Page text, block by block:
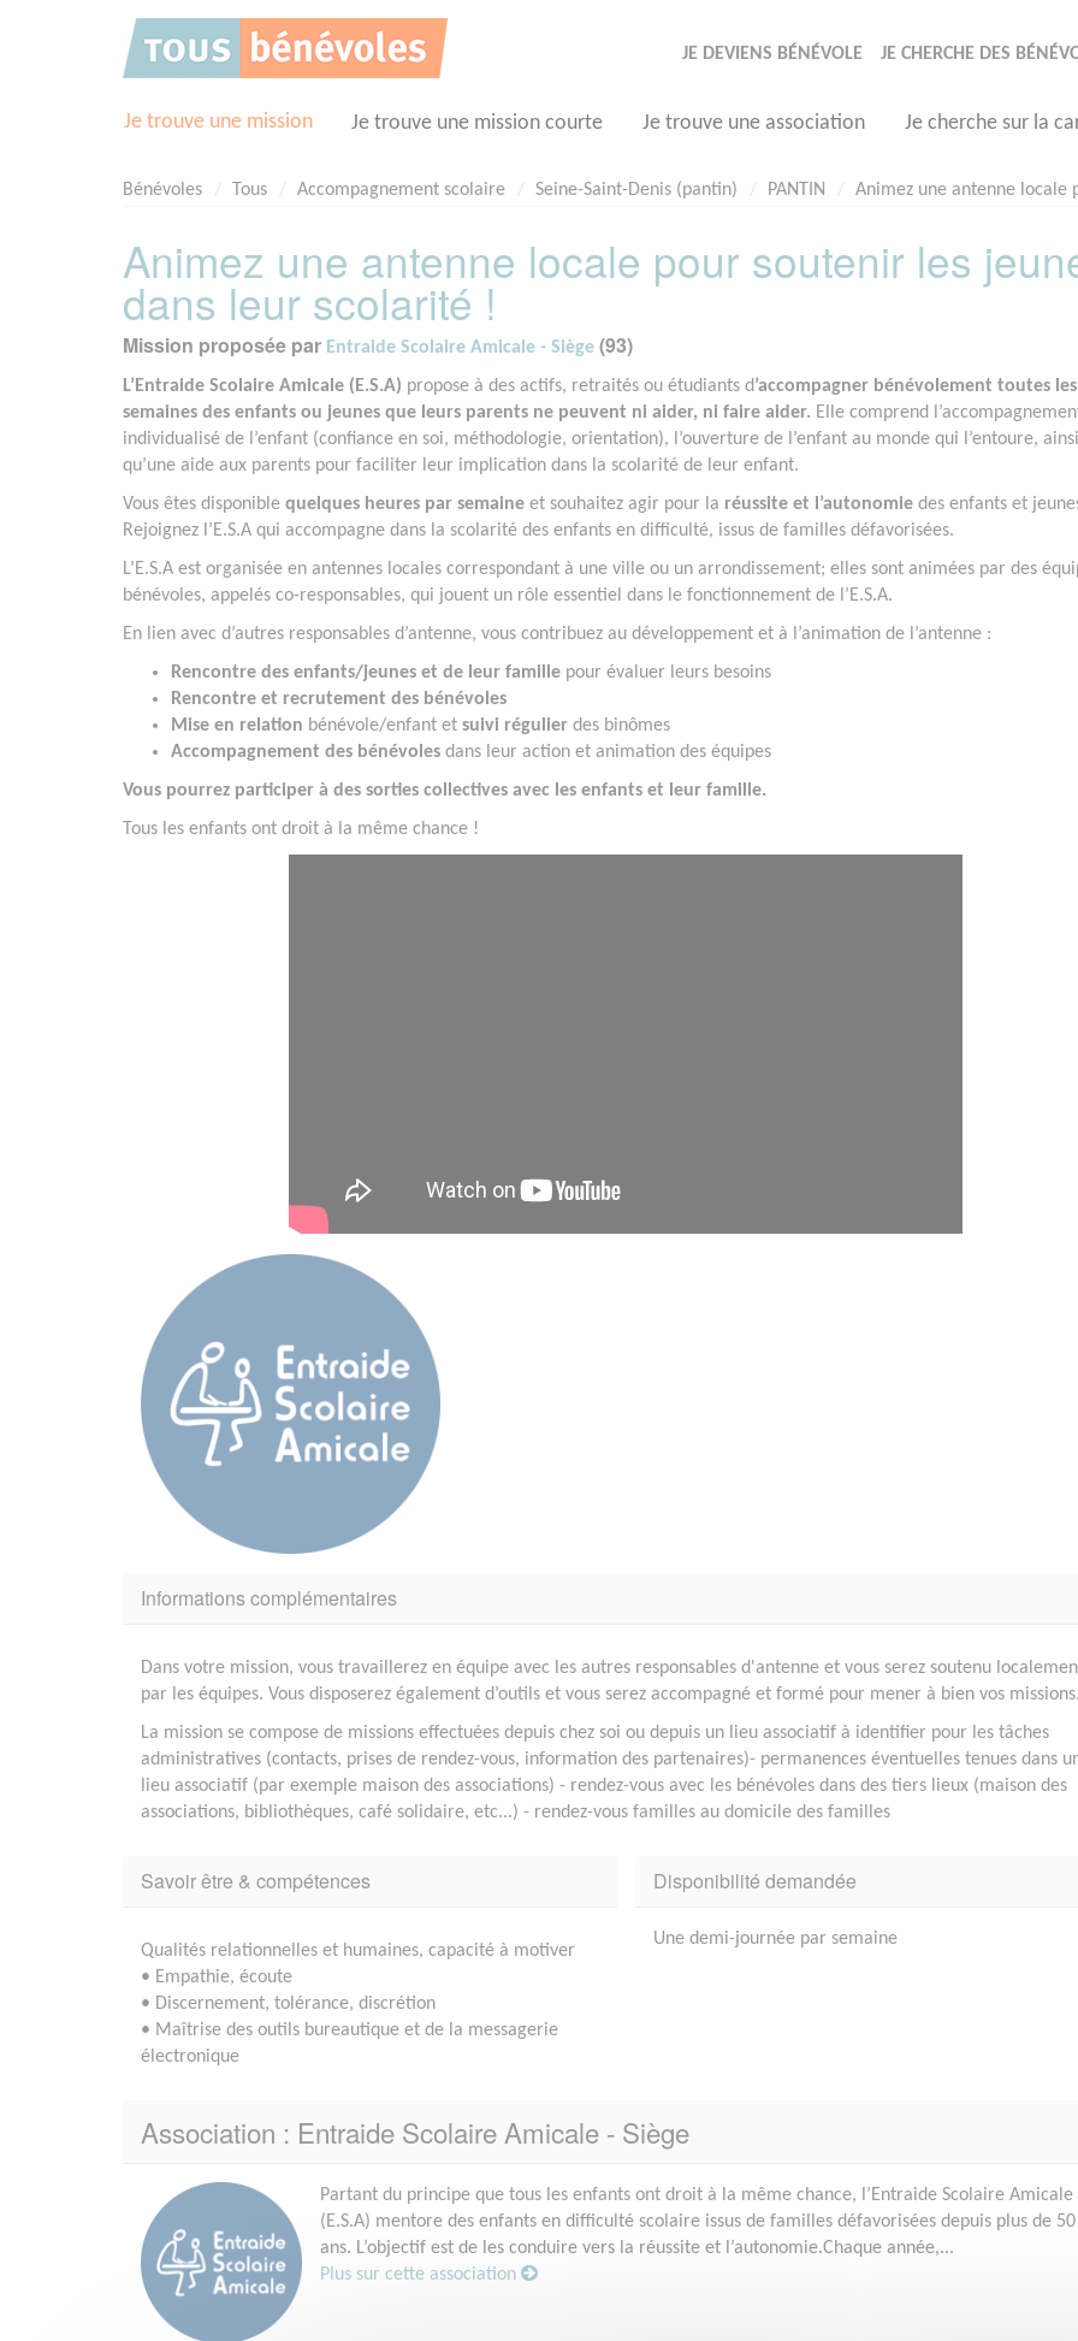
JE DEVIENS BÉNÉVOLE JE CHERCHE DES
Je trouve une mission Je trouve une mission courte Je trouve une association Je cherche sur la
Bénévoles Tous Accompagnement scolaire Seine-Saint-Denis (pantin) PANTIN Animez une antenne locale
Animez une antenne locale pour soutenir les
dans leur scolarité !
Mission proposée par Entraide Scolaire Amicale - Siège (93)
L’Entraide Scolaire Amicale (E.S.A) propose à des actifs, retraités ou étudiants d’accompagner bénévolement toutes les
semaines des enfants ou jeunes que leurs parents ne peuvent ni aider, ni faire aider. Elle comprend
individualisé de l’enfant (confiance en soi, méthodologie, orientation), l’ouverture de l’enfant au monde qui l’entoure, ainsi
qu’une aide aux parents pour faciliter leur implication dans la scolarité de leur enfant.
Vous êtes disponible quelques heures par semaine et souhaitez agir pour la réussite et l’autonomie des enfants et
Rejoignez l’E.S.A qui accompagne dans la scolarité des enfants en difficulté, issus de familles défavorisées.
L’E.S.A est organisée en antennes locales correspondant à une ville ou un arrondissement; elles sont animées par des
bénévoles, appelés co-responsables, qui jouent un rôle essentiel dans le fonctionnement de l’E.S.A.
En lien avec d’autres responsables d’antenne, vous contribuez au développement et à l’animation de l’antenne :
Rencontre des enfants/jeunes et de leur famille pour évaluer leurs besoins
Rencontre et recrutement des bénévoles
Mise en relation bénévole/enfant et suivi régulier des binômes
Accompagnement des bénévoles dans leur action et animation des équipes
Vous pourrez participer à des sorties collectives avec les enfants et leur famille.
Tous les enfants ont droit à la même chance !
Informations complémentaires
Dans votre mission, vous travaillerez en équipe avec les autres responsables d'antenne et vous serez soutenu
par les équipes. Vous disposerez également d’outils et vous serez accompagné et formé pour mener à bien vos missions.
La mission se compose de missions effectuées depuis chez soi ou depuis un lieu associatif à identifier pour les tâches
administratives (contacts, prises de rendez-vous, information des partenaires)- permanences éventuelles tenues dans
lieu associatif (par exemple maison des associations) - rendez-vous avec les bénévoles dans des tiers lieux (maison des
associations, bibliothèques, café solidaire, etc...) - rendez-vous familles au domicile des familles
Savoir être & compétences
Qualités relationnelles et humaines, capacité à motiver
• Empathie, écoute
• Discernement, tolérance, discrétion
• Maîtrise des outils bureautique et de la messagerie
électronique
Disponibilité demandée
Une demi-journée par semaine
Association : Entraide Scolaire Amicale - Siège
Partant du principe que tous les enfants ont droit à la même chance, l’Entraide Scolaire Amicale
(E.S.A) mentore des enfants en difficulté scolaire issus de familles défavorisées depuis plus de 50
ans. L’objectif est de les conduire vers la réussite et l’autonomie.Chaque année,...
Plus sur cette association